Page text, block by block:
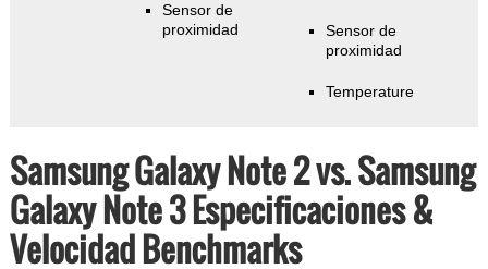
Sensor de
proximidad
Sensor de
proximidad
Temperature
Samsung Galaxy Note 2 vs. Samsung
Galaxy Note 3 Especificaciones &
Velocidad Benchmarks